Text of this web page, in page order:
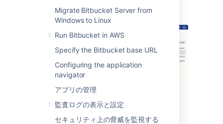
Migrate Bitbucket Server from
Windows to Linux
Run Bitbucket in AWS
Specify the Bitbucket base URL
Configuring the application
navigator
アプリの管理
監査ログの表示と設定
セキュリティ上の脅威を監視する
selectEditorDelete.